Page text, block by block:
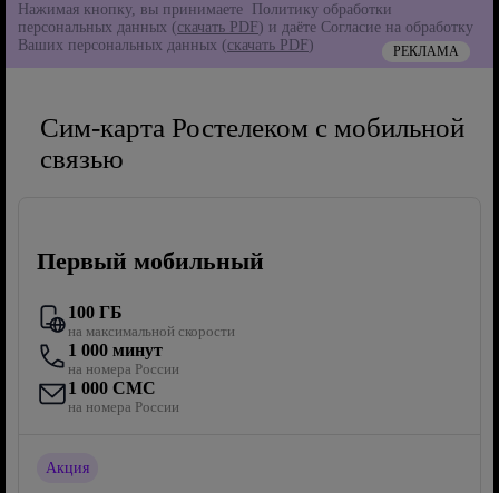
Нажимая кнопку, вы принимаете Политику обработки
персональных данных (скачать PDF) и даёте Согласие на обработку
Ваших персональных данных (скачать PDF) РЕКЛАМА
Сим-карта Ростелеком с мобильной
связью
Первый мобильный
100 ГБ
на максимальной скорости
1 000 минут
на номера России
1 000 СМС
на номера России
Акция